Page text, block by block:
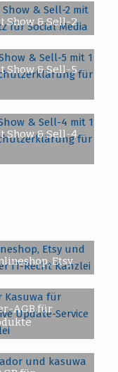
Show & Sell-2
Show & Sell-5
Show & Sell-4
Etsy
AGB für